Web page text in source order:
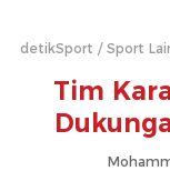
detikSport Sport
Tim